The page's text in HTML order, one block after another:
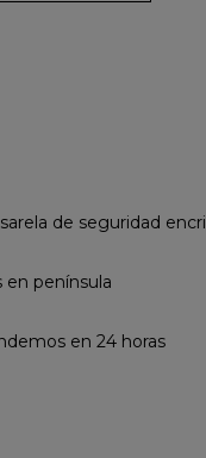
de seguridad
en península
en 24 horas